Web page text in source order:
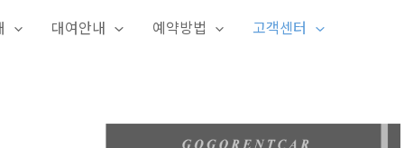
대여안내 예약방법 고객센터